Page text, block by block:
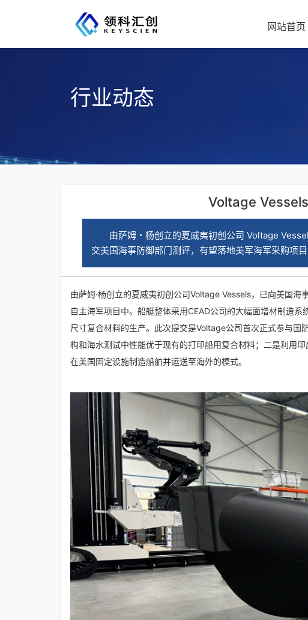
网站首页
行业动态
Voltage
由萨姆・杨创立的夏威夷初创公司 Voltage
交美国海事防御部门测评，有望落地美军海军采购项
由萨姆·杨创立的夏威夷初创公司Voltage Vessels，已向美国海
自主海军项目中。船艇整体采用CEAD公司的大幅面增材制造
尺寸复合材料的生产。此次提交是Voltage公司首次正式参与
构和海水测试中性能优于现有的打印船用复合材料；二是利用
在美国固定设施制造船舶并运送至海外的模式。